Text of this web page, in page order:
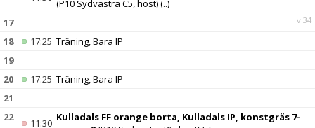
(P10 Sydvästra C5, höst)(..)
v.34
17
18
17:25 Träning, Bara IP
19
20
17:25 Träning, Bara IP
21
22
11:30 Kulladals FF orange borta, Kulladals IP, konstgräs 7-